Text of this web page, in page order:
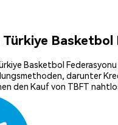
Türkiye
Basketbol
darunter
den Kauf von TBFT